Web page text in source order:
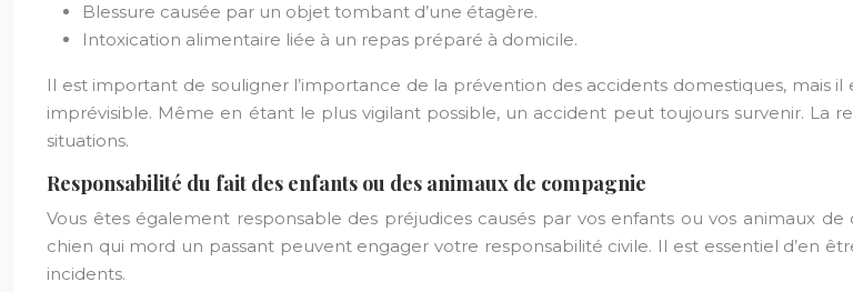
Blessure causée par un objet tombant d’une étagère.
Intoxication alimentaire liée à un repas préparé à domicile.
Il est important de souligner l’importance de la prévention des accidents domestiques, mais
imprévisible. Même en étant le plus vigilant possible, un accident peut toujours survenir. La
situations.
Responsabilité du fait des enfants ou des animaux de compagnie
Vous êtes également responsable des préjudices causés par vos enfants ou vos animaux
chien qui mord un passant peuvent engager votre responsabilité civile. Il est essentiel d’en
incidents.